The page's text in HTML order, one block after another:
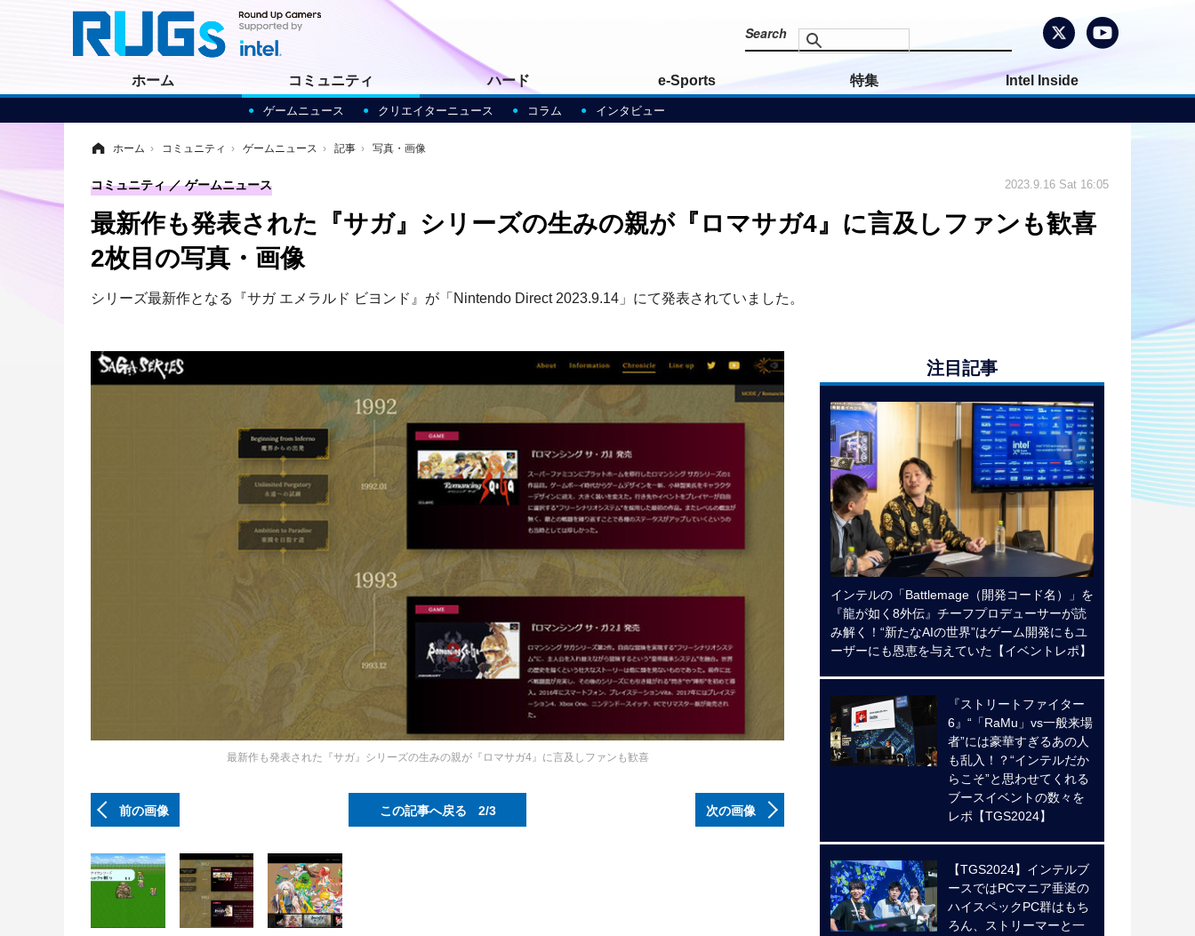
ホーム コミュニティ
ゲームニュース クリエイターニュース コラム インタビュー
ハード e-Sports 特集 Intel Inside
ホーム › コミュニティ › ゲームニュース › 記事 › 写真・画像
最新作も発表された『サガ』シリーズの生みの親が『ロマサガ4』に言及しファンも歓喜
2枚目の写真・画像
シリーズ最新作となる『サガ エメラルド ビヨンド』が「Nintendo Direct 2023.9.14」にて発表されていました。
コミュニティ ゲームニュース 2023.9.16 Sat 16:05
最新作も発表された『サガ』シリーズの生みの親が『ロマサガ4』に言及しファンも歓喜
前の画像 次の画像
この記事へ戻る 2/3
注目記事
インテルの「Battlemage（開発コード名）」を
『龍が如く8外伝』チーフプロデューサーが読
み解く！“新たなAIの世界”はゲーム開発にもユ
ーザーにも恩恵を与えていた【イベントレポ】
『ストリートファイター
6』“「RaMu」vs一般来場
者”には豪華すぎるあの人
も乱入！？“インテルだか
らこそ”と思わせてくれる
ブースイベントの数々を
レポ【TGS2024】
【TGS2024】インテルブ
ースではPCマニア垂涎の
ハイスペックPC群はもち
ろん、ストリーマーと一